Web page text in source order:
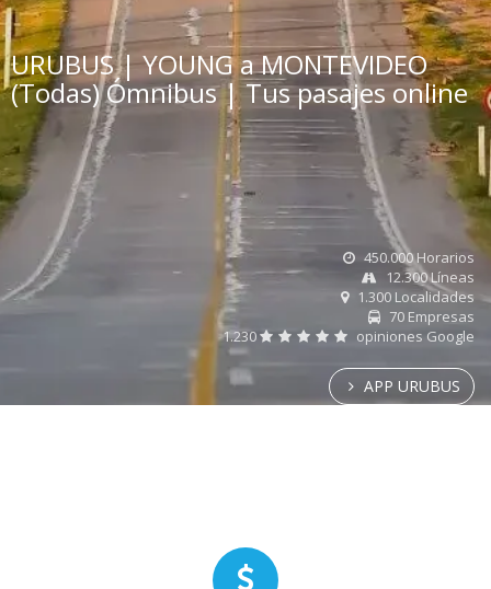
URUBUS | YOUNG a MONTEVIDEO
(Todas) Ómnibus | Tus pasajes online
450.000 Horarios
12.300 Líneas
1.300 Localidades
70 Empresas
1.230
opiniones Google
APP URUBUS